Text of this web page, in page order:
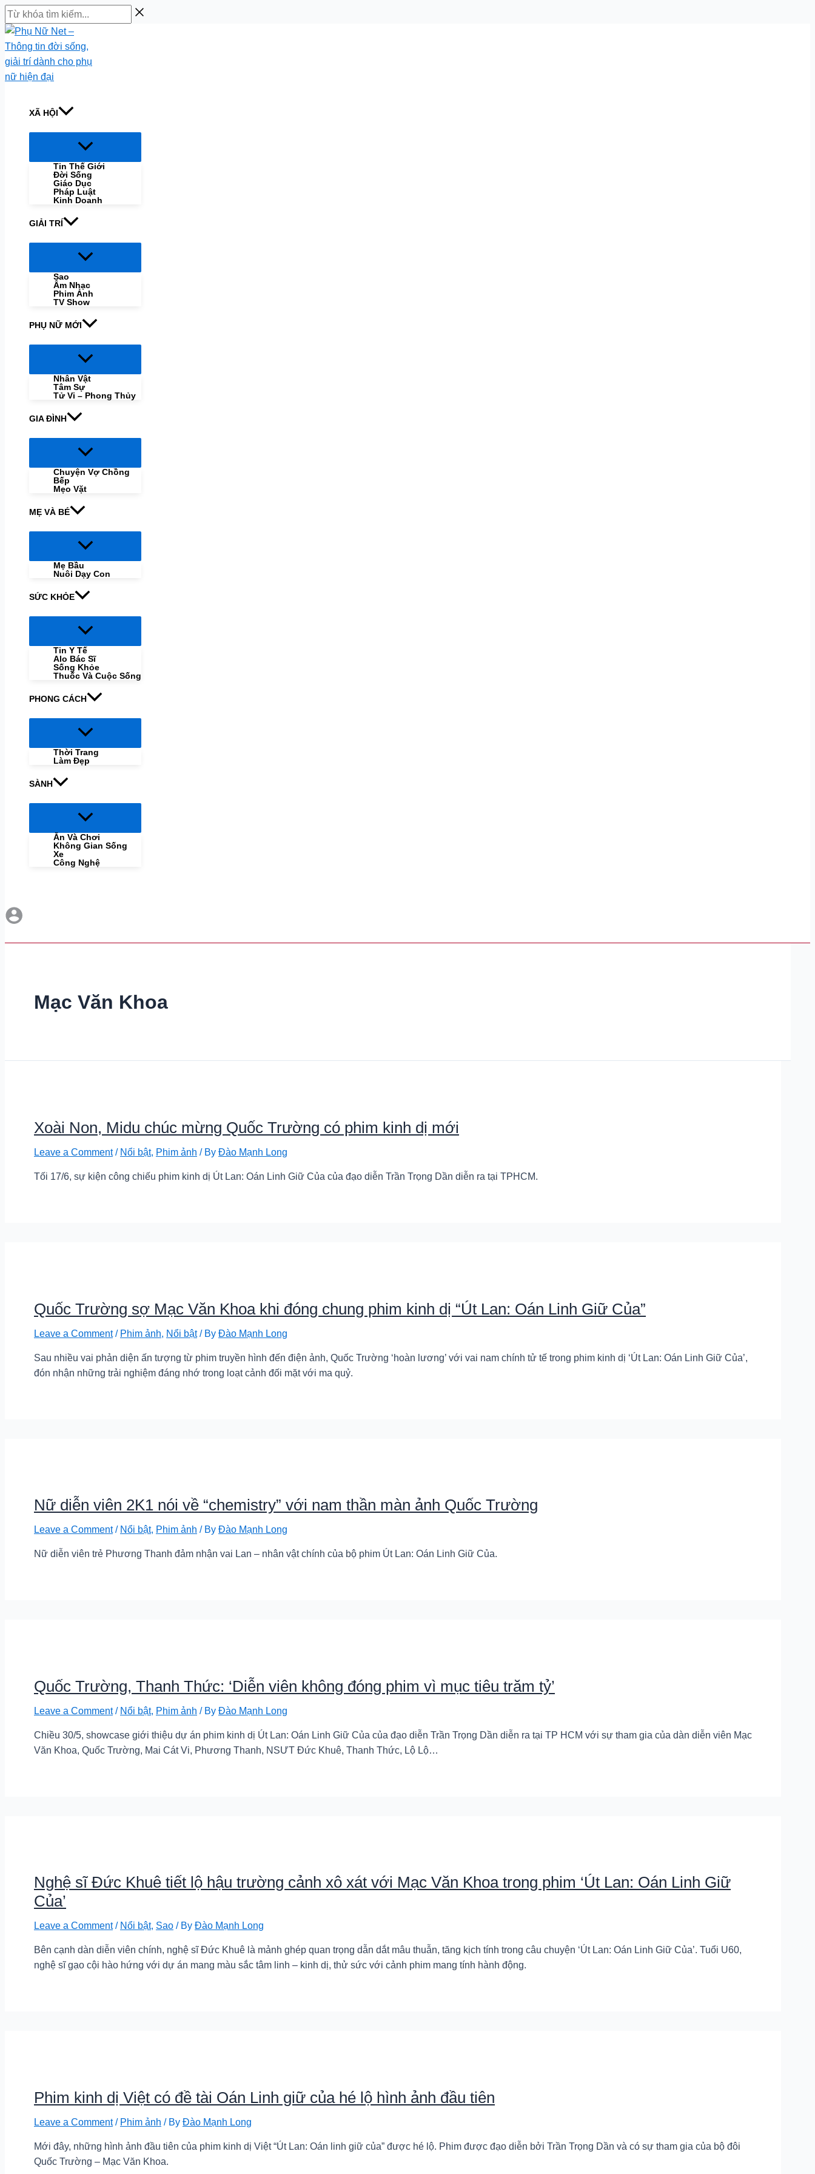
Skip
to
content
Từ
khóa
tìm
kiếm...
XÃ HỘI
Menu
Tin Thế Giới
Đời Sống
Giáo Dục
Pháp Luật
Kinh Doanh
GIẢI TRÍ
Menu
Sao
Âm Nhạc
Phim Ảnh
TV Show
PHỤ NỮ MỚI
Menu
Nhân Vật
Tâm Sự
Tử Vi – Phong Thủy
GIA ĐÌNH
Menu
Chuyện Vợ Chồng
Bếp
Mẹo Vặt
MẸ VÀ BÉ
Menu
Mẹ Bầu
Nuôi Dạy Con
SỨC KHỎE
Menu
Tin Y Tế
Alo Bác Sĩ
Sống Khỏe
Thuốc Và Cuộc Sống
PHONG CÁCH
Menu
Thời Trang
Làm Đẹp
SÀNH
Menu
Ăn Và Chơi
Không Gian Sống
Xe
Công Nghệ
Mạc Văn Khoa
Xoài Non, Midu chúc mừng Quốc Trường có phim kinh dị mới
Leave a Comment / Nổi bật, Phim ảnh / By Đào Mạnh Long
Tối 17/6, sự kiện công chiếu phim kinh dị Út Lan: Oán Linh Giữ Của của đạo diễn Trần Trọng Dần diễn ra tại TPHCM.
Quốc Trường sợ Mạc Văn Khoa khi đóng chung phim kinh dị “Út Lan: Oán Linh Giữ Của”
Leave a Comment / Phim ảnh, Nổi bật/ By Đào Mạnh Long
Sau nhiều vai phản diện ấn tượng từ phim truyền hình đến điện ảnh, Quốc Trường ‘hoàn lương’ với vai nam chính tử tế trong phim kinh dị ‘Út Lan: Oán Linh Giữ Của’,
đón nhận những trải nghiệm đáng nhớ trong loạt cảnh đối mặt với ma quỷ.
Nữ diễn viên 2K1 nói về “chemistry” với nam thần màn ảnh Quốc Trường
Leave a Comment / Nổi bật, Phim ảnh / By Đào Mạnh Long
Nữ diễn viên trẻ Phương Thanh đảm nhận vai Lan – nhân vật chính của bộ phim Út Lan: Oán Linh Giữ Của.
Quốc Trường, Thanh Thức: ‘Diễn viên không đóng phim vì mục tiêu trăm tỷ’
Leave a Comment / Nổi bật, Phim ảnh / By Đào Mạnh Long
Chiều 30/5, showcase giới thiệu dự án phim kinh dị Út Lan: Oán Linh Giữ Của của đạo diễn Trần Trọng Dần diễn ra tại TP HCM với sự tham gia của dàn diễn viên Mạc
Văn Khoa, Quốc Trường, Mai Cát Vi, Phương Thanh, NSƯT Đức Khuê, Thanh Thức, Lộ Lộ…
Nghệ sĩ Đức Khuê tiết lộ hậu trường cảnh xô xát với Mạc Văn Khoa trong phim ‘Út Lan: Oán Linh Giữ
Của’
Leave a Comment / Nổi bật, Sao / By Đào Mạnh Long
Bên cạnh dàn diễn viên chính, nghệ sĩ Đức Khuê là mảnh ghép quan trọng dẫn dắt mâu thuẫn, tăng kịch tính trong câu chuyện ‘Út Lan: Oán Linh Giữ Của’. Tuổi U60,
nghệ sĩ gạo cội hào hứng với dự án mang màu sắc tâm linh – kinh dị, thử sức với cảnh phim mang tính hành động.
Phim kinh dị Việt có đề tài Oán Linh giữ của hé lộ hình ảnh đầu tiên
Leave a Comment / Phim ảnh / By Đào Mạnh Long
Mới đây, những hình ảnh đầu tiên của phim kinh dị Việt “Út Lan: Oán linh giữ của” được hé lộ. Phim được đạo diễn bởi Trần Trọng Dần và có sự tham gia của bộ đôi
Quốc Trường – Mạc Văn Khoa.